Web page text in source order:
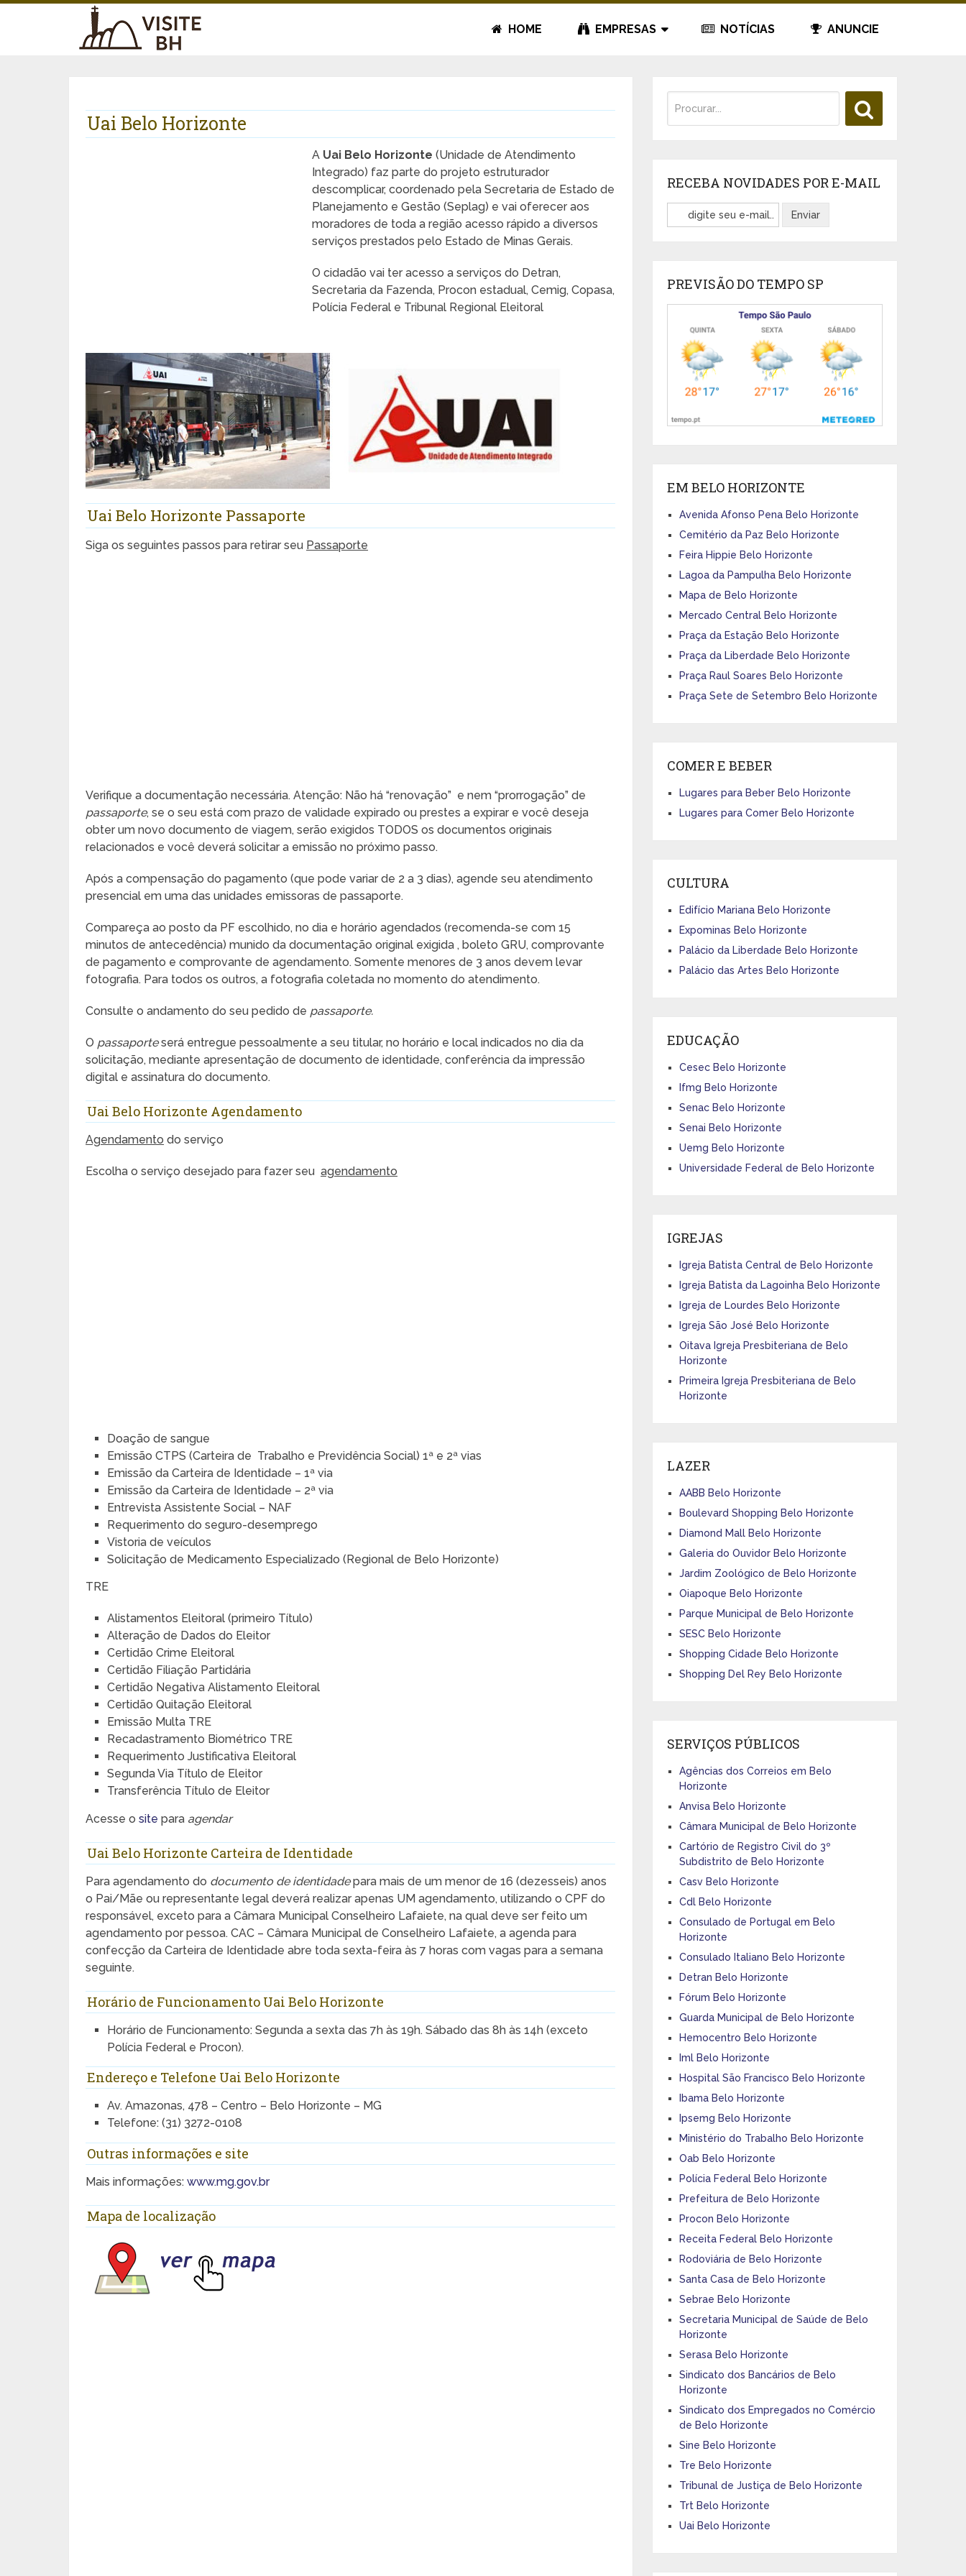
HOME EMPRESAS NOTÍCIAS ANUNCIE
Uai Belo Horizonte
A Uai Belo Horizonte (Unidade de Atendimento
Integrado) faz parte do projeto estruturador
descomplicar, coordenado pela Secretaria de Estado de
Planejamento e Gestão (Seplag) e vai oferecer aos
moradores de toda a região acesso rápido a diversos
serviços prestados pelo Estado de Minas Gerais.
O cidadão vai ter acesso a serviços do Detran,
Secretaria da Fazenda, Procon estadual, Cemig, Copasa,
Polícia Federal e Tribunal Regional Eleitoral
Uai Belo Horizonte Passaporte
Siga os seguintes passos para retirar seu Passaporte
Verifique a documentação necessária. Atenção: Não há “renovação” e nem “prorrogação” de
passaporte, se o seu está com prazo de validade expirado ou prestes a expirar e você deseja
obter um novo documento de viagem, serão exigidos TODOS os documentos originais
relacionados e você deverá solicitar a emissão no próximo passo.
Após a compensação do pagamento (que pode variar de 2 a 3 dias), agende seu atendimento
presencial em uma das unidades emissoras de passaporte.
Compareça ao posto da PF escolhido, no dia e horário agendados (recomenda-se com 15
minutos de antecedência) munido da documentação original exigida , boleto GRU, comprovante
de pagamento e comprovante de agendamento. Somente menores de 3 anos devem levar
fotografia. Para todos os outros, a fotografia coletada no momento do atendimento.
Consulte o andamento do seu pedido de passaporte.
O passaporteserá entregue pessoalmente a seu titular, no horário e local indicados no dia da
solicitação, mediante apresentação de documento de identidade, conferência da impressão
digital e assinatura do documento.
Uai Belo Horizonte Agendamento
Agendamento do serviço
Escolha o serviço desejado para fazer seuagendamento
Doação de sangue
Emissão CTPS (Carteira de Trabalho e Previdência Social) 1ª e 2ª vias
Emissão da Carteira de Identidade – 1ª via
Emissão da Carteira de Identidade – 2ª via
Entrevista Assistente Social – NAF
Requerimento do seguro-desemprego
Vistoria de veículos
Solicitação de Medicamento Especializado (Regional de Belo Horizonte)
TRE
Alistamentos Eleitoral (primeiro Título)
Alteração de Dados do Eleitor
Certidão Crime Eleitoral
Certidão Filiação Partidária
Certidão Negativa Alistamento Eleitoral
Certidão Quitação Eleitoral
Emissão Multa TRE
Recadastramento Biométrico TRE
Requerimento Justificativa Eleitoral
Segunda Via Título de Eleitor
Transferência Título de Eleitor
Acesse osite para agendar
Uai Belo Horizonte Carteira de Identidade
Para agendamento do documento de identidadepara mais de um menor de 16 (dezesseis) anos
o Pai/Mãe ou representante legal deverá realizar apenas UM agendamento, utilizando o CPF do
responsável, exceto para a Câmara Municipal Conselheiro Lafaiete, na qual deve ser feito um
agendamento por pessoa. CAC – Câmara Municipal de Conselheiro Lafaiete, a agenda para
confecção da Carteira de Identidade abre toda sexta-feira às 7 horas com vagas para a semana
seguinte.
Horário de Funcionamento Uai Belo Horizonte
Horário de Funcionamento: Segunda a sexta das 7h às 19h. Sábado das 8h às 14h (exceto
Polícia Federal e Procon).
Endereço e Telefone Uai Belo Horizonte
Av. Amazonas, 478 – Centro – Belo Horizonte – MG
Telefone: (31) 3272-0108
Outras informações e site
Mais informações:www.mg.gov.br
Mapa de localização
RECEBA NOVIDADES POR E-MAIL
PREVISÃO DO TEMPO SP
EM BELO HORIZONTE
Avenida Afonso Pena Belo Horizonte
Cemitério da Paz Belo Horizonte
Feira Hippie Belo Horizonte
Lagoa da Pampulha Belo Horizonte
Mapa de Belo Horizonte
Mercado Central Belo Horizonte
Praça da Estação Belo Horizonte
Praça da Liberdade Belo Horizonte
Praça Raul Soares Belo Horizonte
Praça Sete de Setembro Belo Horizonte
COMER E BEBER
Lugares para Beber Belo Horizonte
Lugares para Comer Belo Horizonte
CULTURA
Edifício Mariana Belo Horizonte
Expominas Belo Horizonte
Palácio da Liberdade Belo Horizonte
Palácio das Artes Belo Horizonte
EDUCAÇÃO
Cesec Belo Horizonte
Ifmg Belo Horizonte
Senac Belo Horizonte
Senai Belo Horizonte
Uemg Belo Horizonte
Universidade Federal de Belo Horizonte
IGREJAS
Igreja Batista Central de Belo Horizonte
Igreja Batista da Lagoinha Belo Horizonte
Igreja de Lourdes Belo Horizonte
Igreja São José Belo Horizonte
Oitava Igreja Presbiteriana de Belo
Horizonte
Primeira Igreja Presbiteriana de Belo
Horizonte
LAZER
AABB Belo Horizonte
Boulevard Shopping Belo Horizonte
Diamond Mall Belo Horizonte
Galeria do Ouvidor Belo Horizonte
Jardim Zoológico de Belo Horizonte
Oiapoque Belo Horizonte
Parque Municipal de Belo Horizonte
SESC Belo Horizonte
Shopping Cidade Belo Horizonte
Shopping Del Rey Belo Horizonte
SERVIÇOS PÚBLICOS
Agências dos Correios em Belo
Horizonte
Anvisa Belo Horizonte
Câmara Municipal de Belo Horizonte
Cartório de Registro Civil do 3º
Subdistrito de Belo Horizonte
Casv Belo Horizonte
Cdl Belo Horizonte
Consulado de Portugal em Belo
Horizonte
Consulado Italiano Belo Horizonte
Detran Belo Horizonte
Fórum Belo Horizonte
Guarda Municipal de Belo Horizonte
Hemocentro Belo Horizonte
Iml Belo Horizonte
Hospital São Francisco Belo Horizonte
Ibama Belo Horizonte
Ipsemg Belo Horizonte
Ministério do Trabalho Belo Horizonte
Oab Belo Horizonte
Polícia Federal Belo Horizonte
Prefeitura de Belo Horizonte
Procon Belo Horizonte
Receita Federal Belo Horizonte
Rodoviária de Belo Horizonte
Santa Casa de Belo Horizonte
Sebrae Belo Horizonte
Secretaria Municipal de Saúde de Belo
Horizonte
Serasa Belo Horizonte
Sindicato dos Bancários de Belo
Horizonte
Sindicato dos Empregados no Comércio
de Belo Horizonte
Sine Belo Horizonte
Tre Belo Horizonte
Tribunal de Justiça de Belo Horizonte
Trt Belo Horizonte
Uai Belo Horizonte